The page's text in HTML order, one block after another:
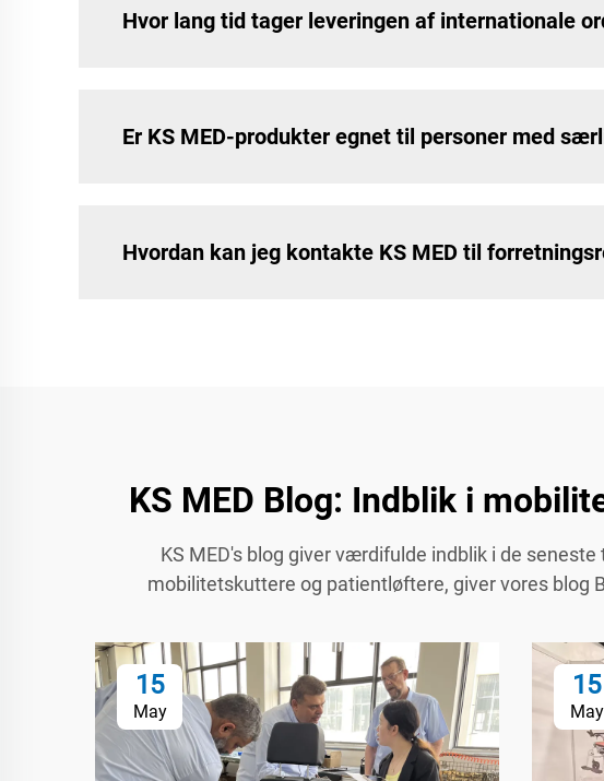
Hvor lang tid tager leveringen af internationale
Er KS MED-produkter egnet til personer med
Hvordan kan jeg kontakte KS MED til
KS MED Blog: Indblik i
KS MED's blog giver værdifulde indblik i de
mobilitetskuttere og patientløftere, giver vores blog
15
May
15
May